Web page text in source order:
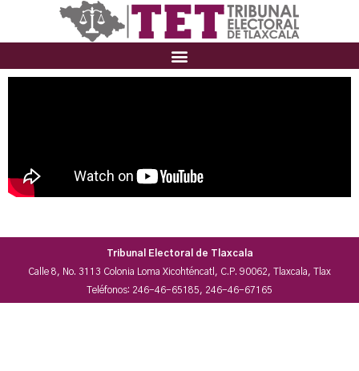
Tribunal Electoral de Tlaxcala
Calle 8, No. 3113 Colonia Loma Xicohténcatl, C.P. 90062, Tlaxcala, Tlax
Teléfonos: 246-46-65185, 246-46-67165